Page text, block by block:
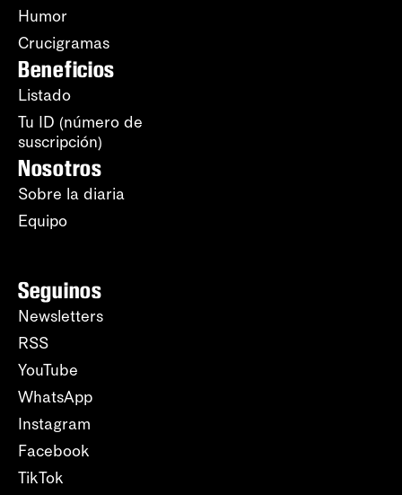
Humor
Crucigramas
Beneficios
Listado
Tu ID (número de
suscripción)
Nosotros
Sobre la diaria
Equipo
Seguinos
Newsletters
RSS
YouTube
WhatsApp
Instagram
Facebook
TikTok